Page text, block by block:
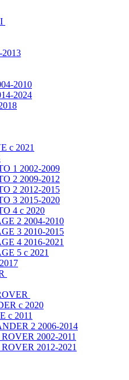
2010
2024
с 2021
1 2002-2009
2 2009-2012
2 2012-2015
3 2015-2020
4 с 2020
2 2004-2010
3 2010-2015
4 2016-2021
5 с 2021
с 2020
с 2011
2 2006-2014
2002-2011
2012-2021